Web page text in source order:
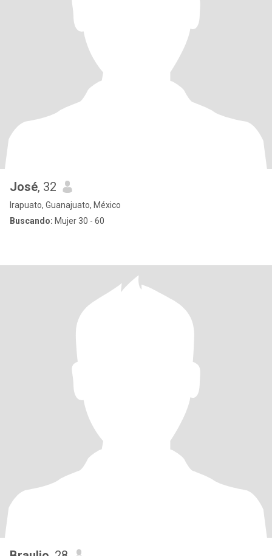
José, 32
Irapuato, Guanajuato, México
Buscando: Mujer 30 - 60